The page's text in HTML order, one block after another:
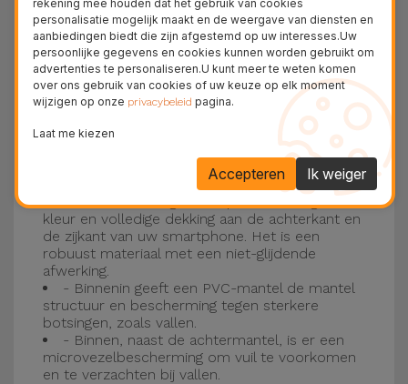
Drie-laagse bescherming met de
siliconen kappen
Onze iPhone siliconen hoesjes hebben een
robuuste, kwalitatieve constructie met een
drielaagse constructie om ongelukken en
- Een eerste laag van Liquid Silicone geeft de
kleur en volledige dekking aan de achterkant en
de zijkant van uw smartphone. Het is een
robuust materiaal met een niet-glijdende
afwerking.
- Binnenin geeft een PVC-mantel de mantel
structuur en bescherming tegen sterkere
botsingen, zoals vallen.
- Binnen, naast de achtermantel, is er een
microvezelbescherming om vuil te voorkomen
en te verzachten bij vallen.
rekening mee houden dat het gebruik van cookies
personalisatie mogelijk maakt en de weergave van diensten en
aanbiedingen biedt die zijn afgestemd op uw interesses.Uw
persoonlijke gegevens en cookies kunnen worden gebruikt om
advertenties te personaliseren.U kunt meer te weten komen
over ons gebruik van cookies of uw keuze op elk moment
wijzigen op onze privacybeleid pagina.
Laat me kiezen
Ik weiger
Accepteren